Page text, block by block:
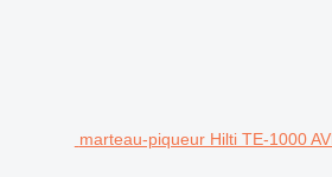
marteau-piqueur Hilti TE-1000